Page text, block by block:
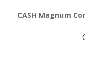
CASH Magnum